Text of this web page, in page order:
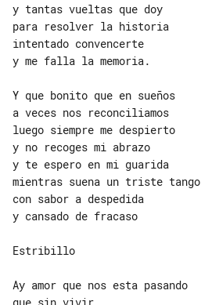
y tantas vueltas que doy
para resolver la historia
intentado convencerte
y me falla la memoria.
Y que bonito que en sueños
a veces nos reconciliamos
luego siempre me despierto
y no recoges mi abrazo
y te espero en mi guarida
mientras suena un triste tango
con sabor a despedida
y cansado de fracaso
Estribillo
Ay amor que nos esta pasando